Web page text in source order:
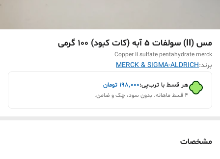
مس (II) سولفات 5 آبه (کات کبود) 100 گرمی
Copper II sulfate pentahydrate merck
برند:MERCK & SIGMA-ALDRICH
هر قسط با ترب‌پی:۱۹۸٬۰۰۰ تومان
۴ قسط ماهانه. بدون سود، چک و ضامن.
مشخصات